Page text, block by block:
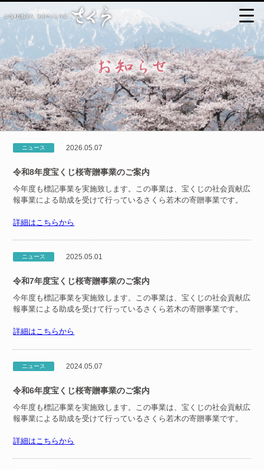
ニュース 2026.05.07
令和8年度宝くじ桜寄贈事業のご案内
今年度も標記事業を実施致します。この事業は、宝くじの社会貢献広
報事業による助成を受けて行っているさくら若木の寄贈事業です。
詳細はこちらから
ニュース 2025.05.01
令和7年度宝くじ桜寄贈事業のご案内
今年度も標記事業を実施致します。この事業は、宝くじの社会貢献広
報事業による助成を受けて行っているさくら若木の寄贈事業です。
詳細はこちらから
ニュース 2024.05.07
令和6年度宝くじ桜寄贈事業のご案内
今年度も標記事業を実施致します。この事業は、宝くじの社会貢献広
報事業による助成を受けて行っているさくら若木の寄贈事業です。
詳細はこちらから